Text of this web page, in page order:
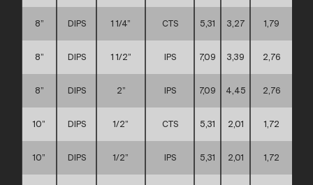
8” DIPS 1 1/4” CTS 5,31 3,27 1,79
8” DIPS 1 1/2” IPS 7,09 3,39 2,76
8” DIPS 2” IPS 7,09 4,45 2,76
10” DIPS 1/2” CTS 5,31 2,01 1,72
10” DIPS 1/2” IPS 5,31 2,01 1,72